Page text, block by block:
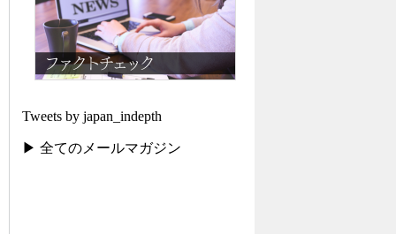
Tweets by japan_indepth
▶ 全てのメールマガジン